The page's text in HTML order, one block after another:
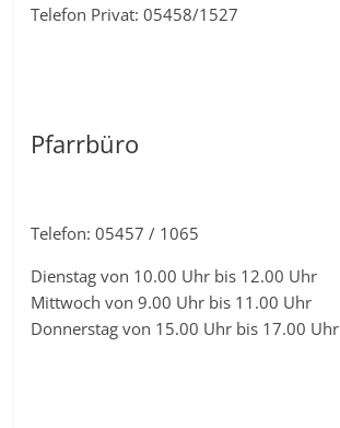
Telefon Privat: 05458/1527
Pfarrbüro
Telefon: 05457 / 1065
Dienstag von 10.00 Uhr bis 12.00 Uhr
Mittwoch von 9.00 Uhr bis 11.00 Uhr
Donnerstag von 15.00 Uhr bis 17.00 Uhr